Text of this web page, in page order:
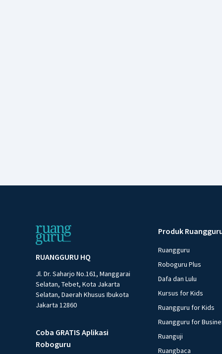
RUANGGURU HQ
Jl. Dr. Saharjo No.161, Manggarai
Selatan, Tebet, Kota Jakarta
Selatan, Daerah Khusus Ibukota
Jakarta 12860
Coba GRATIS Aplikasi
Roboguru
Produk
Ruangguru
Roboguru Plus
Dafa dan Lulu
Kursus for Kids
Ruangguru for Kids
Ruangguru for
Ruanguji
Ruangbaca